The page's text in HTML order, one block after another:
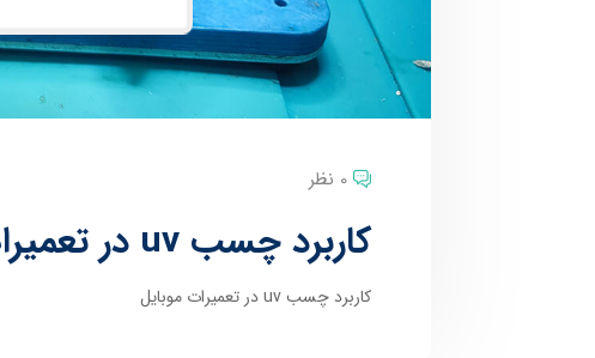
0 نظر
کاربرد چسب uv در تعمیرات موبایل
کاربرد چسب uv در تعمیرات موبایل